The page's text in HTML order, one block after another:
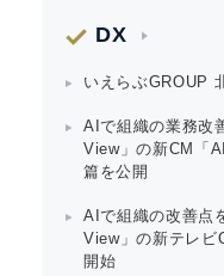
DX
いえらぶGROUP
AIで組織の業務改
View」の新CM「
篇を公開
AIで組織の改善点
View」の新テレビ
開始
Japanese
English